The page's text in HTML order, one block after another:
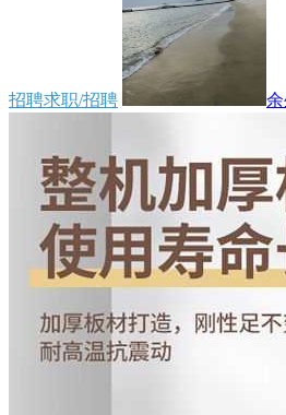
招聘求职/招聘